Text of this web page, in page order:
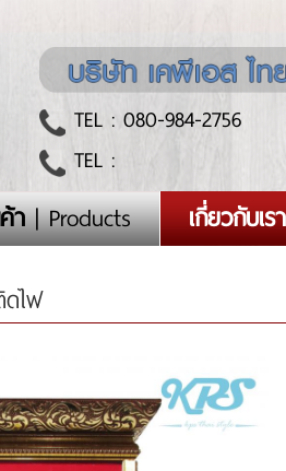
TEL : 080-984-2756
TEL :
า| Products เกี่ยวกับเรา
ไฟ